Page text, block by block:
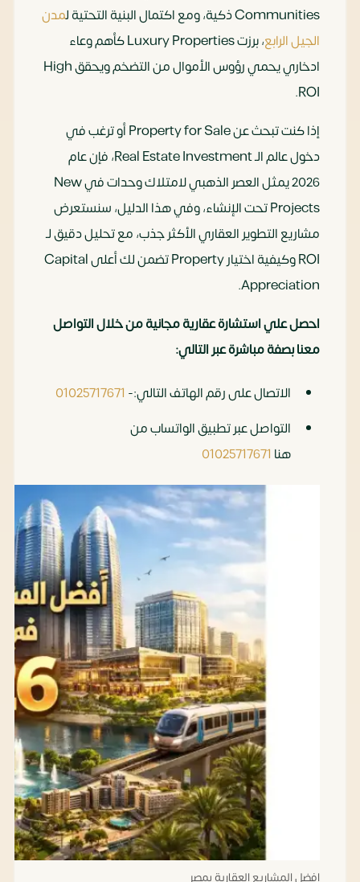
Communities ذكية، ومع اكتمال البنية التحتية ل
مدن
الجيل الرابع
، برزت Luxury Properties كأهم وعاء
ادخاري يحمي رؤوس الأموال من التضخم ويحقق High
ROI.
إذا كنت تبحث عن Property for Sale أو ترغب في
دخول عالم الـ Real Estate Investment، فإن عام
2026 يمثل العصر الذهبي لامتلاك وحدات في New
Projects تحت الإنشاء، وفي هذا الدليل، سنستعرض
مشاريع التطوير العقاري الأكثر جذب، مع تحليل دقيق لـ
ROI وكيفية اختيار Property تضمن لك أعلى Capital
Appreciation.
احصل علي استشارة عقارية مجانية من خلال التواصل
معنا بصفة مباشرة عبر التالي:
الاتصال على رقم الهاتف التالي:- 01025717671
التواصل عبر تطبيق الواتساب من
هنا 01025717671
افضل المشاريع العقارية بمصر